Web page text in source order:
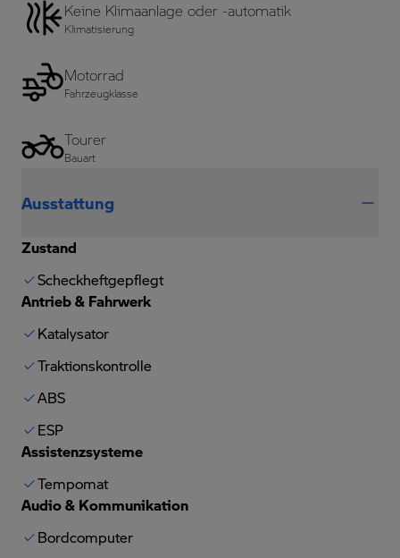
Keine Klimaanlage oder -automatik
Klimatisierung
Motorrad
Fahrzeugklasse
Tourer
Bauart
Ausstattung
Zustand
Scheckheftgepflegt
Antrieb & Fahrwerk
Katalysator
Traktionskontrolle
ABS
ESP
Assistenzsysteme
Tempomat
Audio & Kommunikation
Bordcomputer